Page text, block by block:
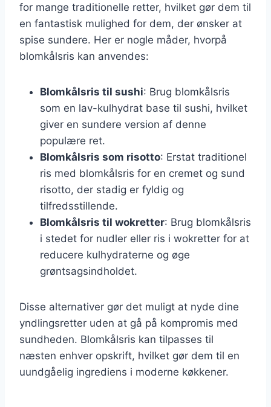
for mange traditionelle retter, hvilket gør dem til
en fantastisk mulighed for dem, der ønsker at
spise sundere. Her er nogle måder, hvorpå
blomkålsris kan anvendes:
Blomkålsris til sushi: Brug blomkålsris
som en lav-kulhydrat base til sushi, hvilket
giver en sundere version af denne
populære ret.
Blomkålsris som risotto: Erstat traditionel
ris med blomkålsris for en cremet og sund
risotto, der stadig er fyldig og
tilfredsstillende.
Blomkålsris til wokretter: Brug blomkålsris
i stedet for nudler eller ris i wokretter for at
reducere kulhydraterne og øge
grøntsagsindholdet.
Disse alternativer gør det muligt at nyde dine
yndlingsretter uden at gå på kompromis med
sundheden. Blomkålsris kan tilpasses til
næsten enhver opskrift, hvilket gør dem til en
uundgåelig ingrediens i moderne køkkener.